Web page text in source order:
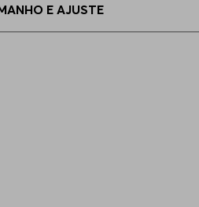
E AJUSTE